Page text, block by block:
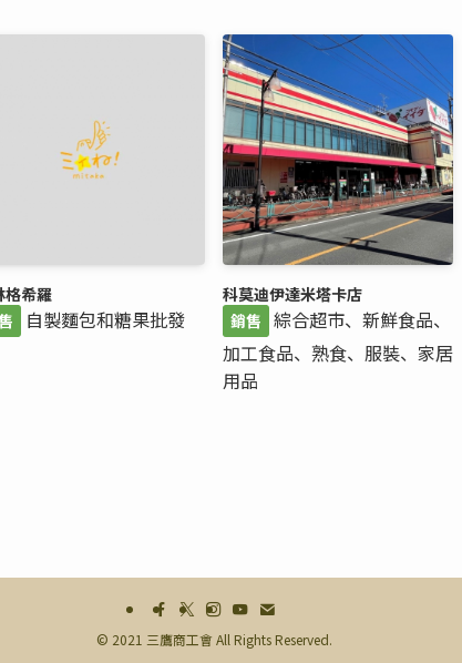
格希羅
自製麵包和糖果批發
科莫迪伊達米塔卡店
銷售 綜合超市、新鮮食品、
加工食品、熟食、服裝、家居
用品
© 2021 三鷹商工會 All Rights Reserved.